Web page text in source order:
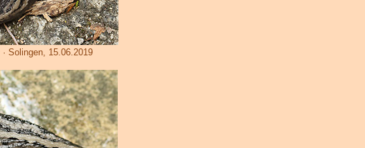
· Solingen, 15.06.2019